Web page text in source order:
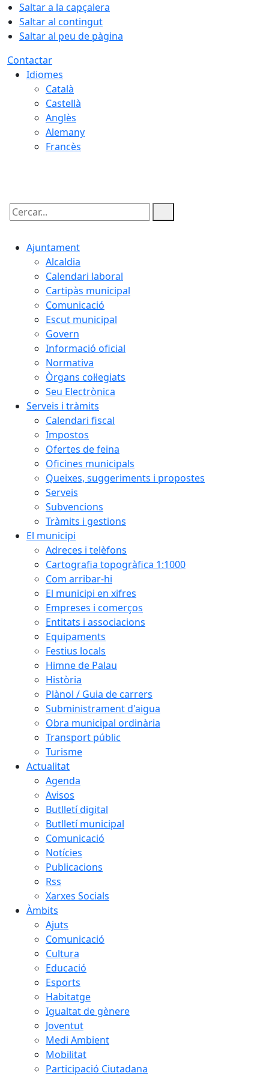
Saltar a la capçalera
Saltar al contingut
Saltar al peu de pàgina
Contactar
Idiomes
Català
Castellà
Anglès
Alemany
Francès
Cercar:
Ajuntament
Alcaldia
Calendari laboral
Cartipàs municipal
Comunicació
Escut municipal
Govern
Informació oficial
Normativa
Òrgans col·legiats
Seu Electrònica
Serveis i tràmits
Calendari fiscal
Impostos
Ofertes de feina
Oficines municipals
Queixes, suggeriments i propostes
Serveis
Subvencions
Tràmits i gestions
El municipi
Adreces i telèfons
Cartografia topogràfica 1:1000
Com arribar-hi
El municipi en xifres
Empreses i comerços
Entitats i associacions
Equipaments
Festius locals
Himne de Palau
Història
Plànol / Guia de carrers
Subministrament d'aigua
Obra municipal ordinària
Transport públic
Turisme
Actualitat
Agenda
Avisos
Butlletí digital
Butlletí municipal
Comunicació
Notícies
Publicacions
Rss
Xarxes Socials
Àmbits
Ajuts
Comunicació
Cultura
Educació
Esports
Habitatge
Igualtat de gènere
Joventut
Medi Ambient
Mobilitat
Participació Ciutadana